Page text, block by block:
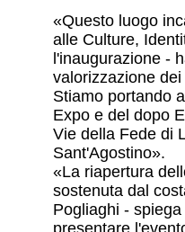
«Questo luogo
alle Culture,
l'inaugurazione -
valorizzazione
Stiamo portando
Expo e del dopo
Vie della Fede di
Sant'Agostino».
«La riapertura
sostenuta dal
Pogliaghi -